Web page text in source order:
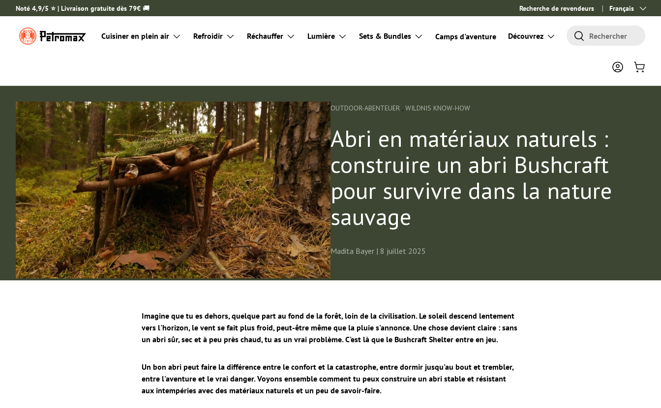
ALLER AU CONTENU
Noté 4,9/5 ⭐️ | Livraison gratuite dès 79€ 🚚 Recherche de revendeurs Langue
Français
Rechercher
Rechercher
Se connecter
Panier
Cuisiner en plein air Refroidir Réchauffer Lumière Sets & Bundles Camps d'aventure Découvrez
OUTDOOR-ABENTEUER , WILDNIS KNOW-HOW
Abri en matériaux naturels :
construire un abri Bushcraft
pour survivre dans la nature
sauvage
Madita Bayer | 8 juillet 2025
Imagine que tu es dehors, quelque part au fond de la forêt, loin de la civilisation. Le soleil descend lentement
vers l'horizon, le vent se fait plus froid, peut-être même que la pluie s'annonce. Une chose devient claire : sans
un abri sûr, sec et à peu près chaud, tu as un vrai problème. C'est là que le Bushcraft Shelter entre en jeu.
Un bon abri peut faire la différence entre le confort et la catastrophe, entre dormir jusqu'au bout et trembler,
entre l'aventure et le vrai danger. Voyons ensemble comment tu peux construire un abri stable et résistant
aux intempéries avec des matériaux naturels et un peu de savoir-faire.